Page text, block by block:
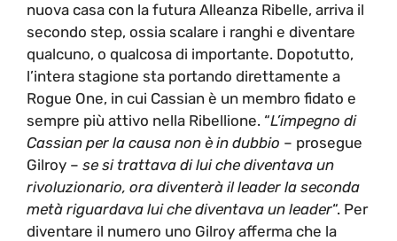
nuova casa con la futura Alleanza Ribelle, arriva il
secondo step, ossia scalare i ranghi e diventare
qualcuno, o qualcosa di importante. Dopotutto,
l’intera stagione sta portando direttamente a
Rogue One, in cui Cassian è un membro fidato e
sempre più attivo nella Ribellione. “L’impegno di
Cassian per la causa non è in dubbio – prosegue
Gilroy – se si trattava di lui che diventava un
rivoluzionario, ora diventerà il leader la seconda
metà riguardava lui che diventava un leader“. Per
diventare il numero uno Gilroy afferma che la